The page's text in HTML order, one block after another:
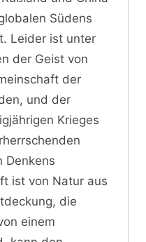
Südens
Leider ist unter
der Geist von
der
und der
Krieges
Denkens
ist von Natur aus
die
einem